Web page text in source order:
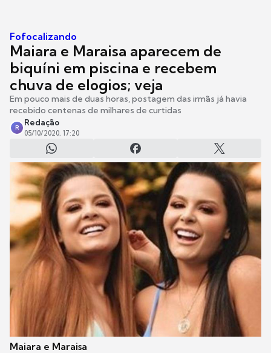
Fofocalizando
Maiara e Maraisa aparecem de
biquíni em piscina e recebem
chuva de elogios; veja
Em pouco mais de duas horas, postagem das irmãs já havia
recebido centenas de milhares de curtidas
R
Redação
05/10/2020, 17:20
Maiara e Maraisa